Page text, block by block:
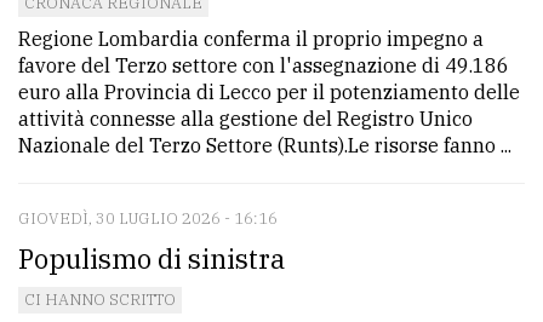
Regione Lombardia conferma il proprio impegno a
favore del Terzo settore con l'assegnazione di 49.186
euro alla Provincia di Lecco per il potenziamento delle
attività connesse alla gestione del Registro Unico
Nazionale del Terzo Settore (Runts).Le risorse fanno ...
GIOVEDÌ, 30 LUGLIO 2026 - 16:16
Populismo di sinistra
CI HANNO SCRITTO